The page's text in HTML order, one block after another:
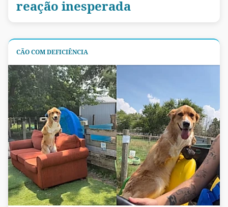
reação inesperada
CÃO COM DEFICIÊNCIA